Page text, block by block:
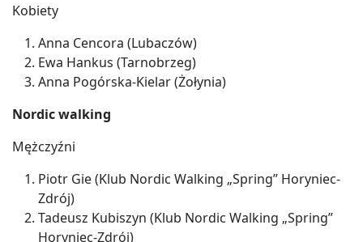
Kobiety
Anna Cencora (Lubaczów)
Ewa Hankus (Tarnobrzeg)
Anna Pogórska-Kielar (Żołynia)
Nordic walking
Mężczyźni
Piotr Gie (Klub Nordic Walking „Spring” Horyniec-
Zdrój)
Tadeusz Kubiszyn (Klub Nordic Walking „Spring”
Horyniec-Zdrój)